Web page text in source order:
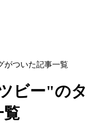
がついた記事一覧
ビー"のタ
覧